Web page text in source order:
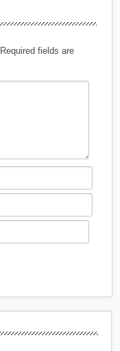
Required fields are